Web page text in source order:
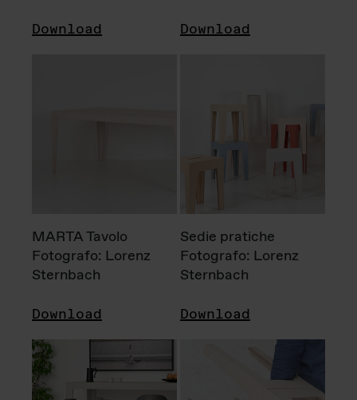
Download Download
MARTA Tavolo
Fotografo: Lorenz
Sternbach
Download
Sedie pratiche
Fotografo: Lorenz
Sternbach
Download